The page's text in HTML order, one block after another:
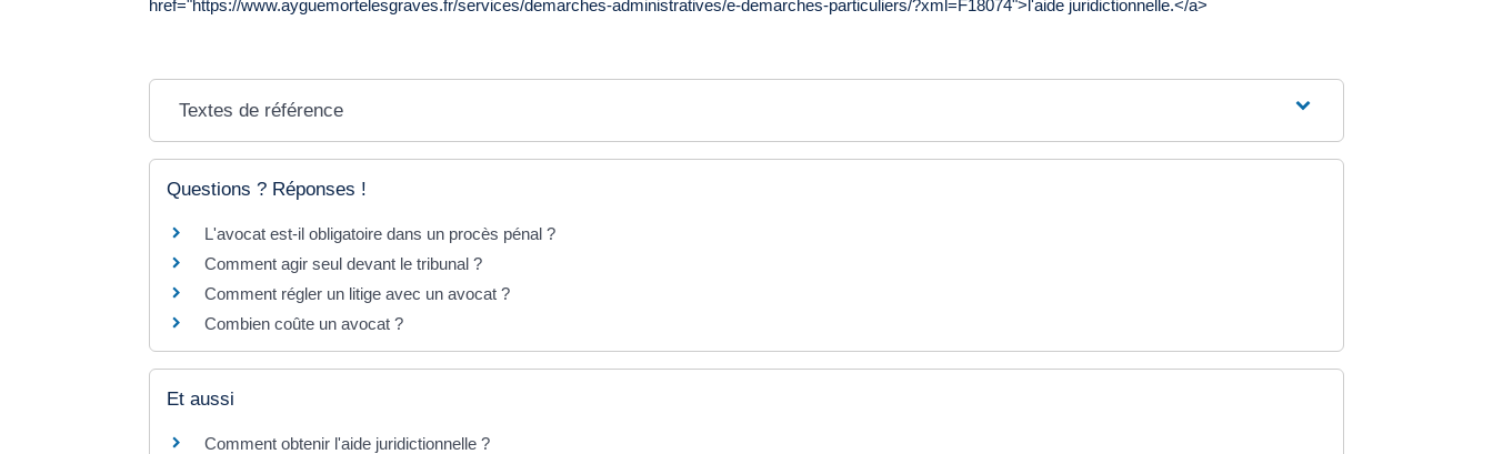
href="https://www.ayguemortelesgraves.fr/services/demarches-administratives/e-demarches-particuliers/?xml=F18074">l'aide juridictionnelle.</a>
Textes de référence
Questions ? Réponses !
L'avocat est-il obligatoire dans un procès pénal ?
Comment agir seul devant le tribunal ?
Comment régler un litige avec un avocat ?
Combien coûte un avocat ?
Et aussi
Comment obtenir l'aide juridictionnelle ?